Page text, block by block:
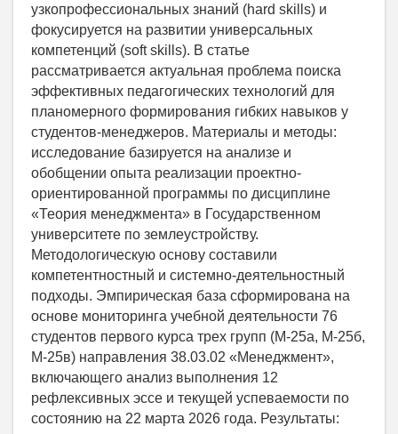
узкопрофессиональных знаний (hard skills) и
фокусируется на развитии универсальных
компетенций (soft skills). В статье
рассматривается актуальная проблема поиска
эффективных педагогических технологий для
планомерного формирования гибких навыков у
студентов-менеджеров. Материалы и методы:
исследование базируется на анализе и
обобщении опыта реализации проектно-
ориентированной программы по дисциплине
«Теория менеджмента» в Государственном
университете по землеустройству.
Методологическую основу составили
компетентностный и системно-деятельностный
подходы. Эмпирическая база сформирована на
основе мониторинга учебной деятельности 76
студентов первого курса трех групп (М-25а, М-25б,
М-25в) направления 38.03.02 «Менеджмент»,
включающего анализ выполнения 12
рефлексивных эссе и текущей успеваемости по
состоянию на 22 марта 2026 года. Результаты: